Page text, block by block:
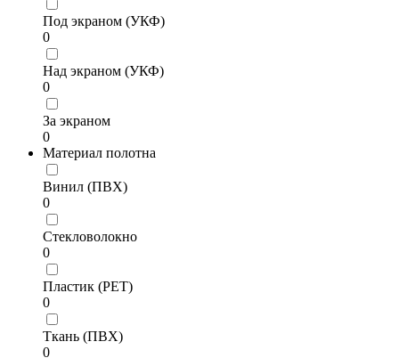
Под экраном (УКФ)
0
Над экраном (УКФ)
0
За экраном
0
Материал полотна
Винил (ПВХ)
0
Стекловолокно
0
Пластик (PET)
0
Ткань (ПВХ)
0